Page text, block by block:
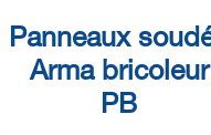
Panneaux
Arma bricoleur
PB